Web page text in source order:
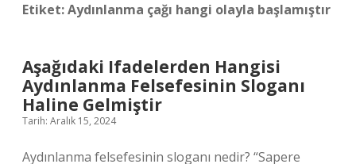
Etiket:Aydınlanma çağı hangi olayla başlamıştır
Aşağıdaki Ifadelerden Hangisi
Aydınlanma Felsefesinin Sloganı
Haline Gelmiştir
Tarih: Aralık 15, 2024
Aydınlanma felsefesinin sloganı nedir? “Sapere